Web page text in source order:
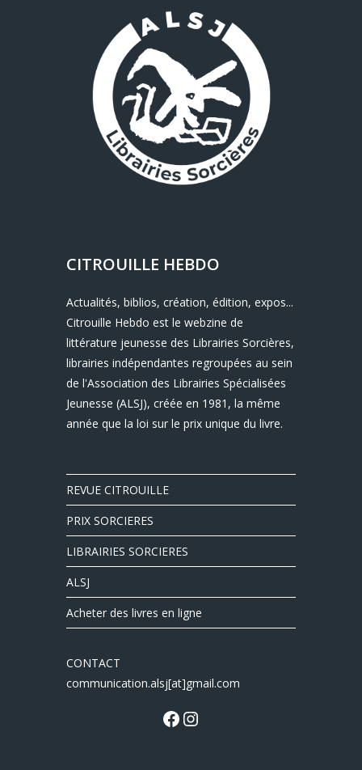
CITROUILLE HEBDO
Actualités, biblios, création, édition, expos...
Citrouille Hebdo est le webzine de
littérature jeunesse des Librairies Sorcières,
librairies indépendantes regroupées au sein
de l'Association des Librairies Spécialisées
Jeunesse (ALSJ), créée en 1981, la même
année que la loi sur le prix unique du livre.
REVUE CITROUILLE
PRIX SORCIERES
LIBRAIRIES SORCIERES
ALSJ
Acheter des livres en ligne
CONTACT
communication.alsj[at]gmail.com